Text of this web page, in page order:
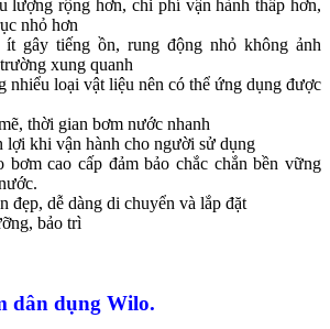
lượng rộng hơn, chi phí vận hành thấp hơn,
nhỏ hơn
ít gây tiếng ồn, rung động nhỏ không ảnh
xung quanh
nhiểu loại vật liệu nên có thể ứng dụng được
thời gian bơm nước nhanh
lợi khi vận hành cho người sử dụng
bơm cao cấp đảm bảo chắc chắn bền vững
đẹp, dễ dàng di chuyển và lắp đặt
bảo trì
dân dụng Wilo.